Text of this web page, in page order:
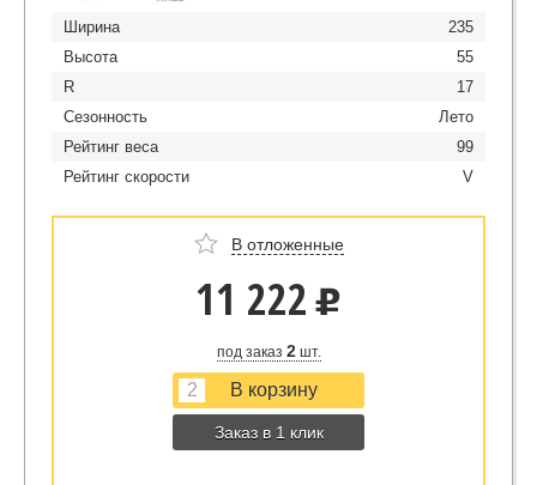
Ширина
235
Высота
55
R
17
Сезонность
Лето
Рейтинг веса
99
Рейтинг скорости
V
В отложенные
11 222 u
под заказ 2шт.
Заказ в 1 клик